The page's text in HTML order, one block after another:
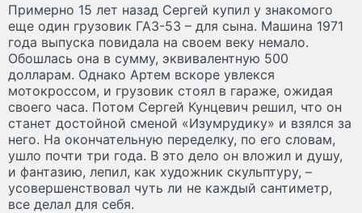
Примерно 15 лет назад Сергей купил у знакомого
еще один грузовик ГАЗ-53 – для сына. Машина 1971
года выпуска повидала на своем веку немало.
Обошлась она в сумму, эквивалентную 500
долларам. Однако Артем вскоре увлекся
мотокроссом, и грузовик стоял в гараже, ожидая
своего часа. Потом Сергей Кунцевич решил, что он
станет достойной сменой «Изумрудику» и взялся за
него. На окончательную переделку, по его словам,
ушло почти три года. В это дело он вложил и душу,
и фантазию, лепил, как художник скульптуру, –
усовершенствовал чуть ли не каждый сантиметр,
все делал для себя.